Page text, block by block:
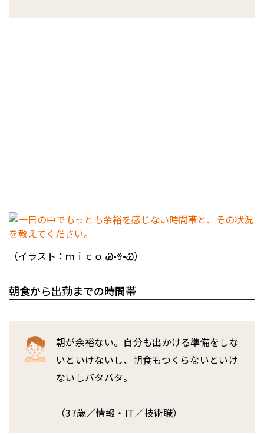
（イラスト：ｍｉｃｏ Ꮚ•ꈊ•Ꮚ）
朝食から出勤までの時間帯
朝が余裕ない。自分も出かける準備をしな
いといけないし、朝食もつくらないといけ
ないしバタバタ。
（37歳／情報・IT／技術職）